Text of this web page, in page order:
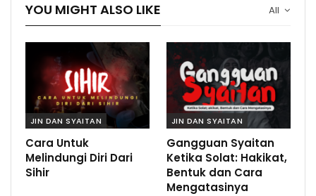
All
YOU MIGHT ALSO LIKE
JIN DAN SYAITAN
Cara Untuk
Melindungi Diri Dari
Sihir
JIN DAN SYAITAN
Gangguan Syaitan
Ketika Solat: Hakikat,
Bentuk dan Cara
Mengatasinya